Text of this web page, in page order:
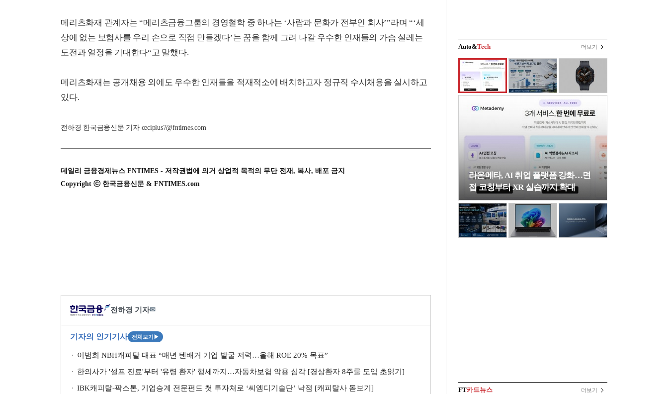
메리츠화재 관계자는 “메리츠금융그룹의 경영철학 중 하나는 ‘사람과 문화가 전부인 회사’”라며 “‘세
상에 없는 보험사를 우리 손으로 직접 만들겠다’는 꿈을 함께 그려 나갈 우수한 인재들의 가슴 설레는
도전과 열정을 기대한다“고 말했다.
메리츠화재는 공개채용 외에도 우수한 인재들을 적재적소에 배치하고자 정규직 수시채용을 실시하고
있다.
전하경 한국금융신문 기자 ceciplus7@fntimes.com
데일리 금융경제뉴스 FNTIMES - 저작권법에 의거 상업적 목적의 무단 전재, 복사, 배포 금지
Copyright ⓒ 한국금융신문 & FNTIMES.com
전하경 기자✉
기자의 인기기사 전체보기 ▶
이범희 NBH캐피탈 대표 “매년 텐배거 기업 발굴 저력…올해 ROE 20% 목표”
한의사가 '셀프 진료'부터 '유령 환자' 행세까지…자동차보험 악용 심각 [경상환자 8주룰 도입 초읽기]
IBK캐피탈-팍스톤, 기업승계 전문펀드 첫 투자처로 ‘씨엠디기술단’ 낙점 [캐피탈사 돋보기]
Auto&Tech 더보기
라온메타, AI 취업 플랫폼 강화…면
접 코칭부터 XR 실습까지 확대
FT카드뉴스 더보기